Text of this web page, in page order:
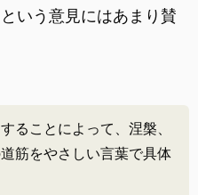
いう意見にはあまり賛
ることによって、涅槃、
筋をやさしい言葉で具体